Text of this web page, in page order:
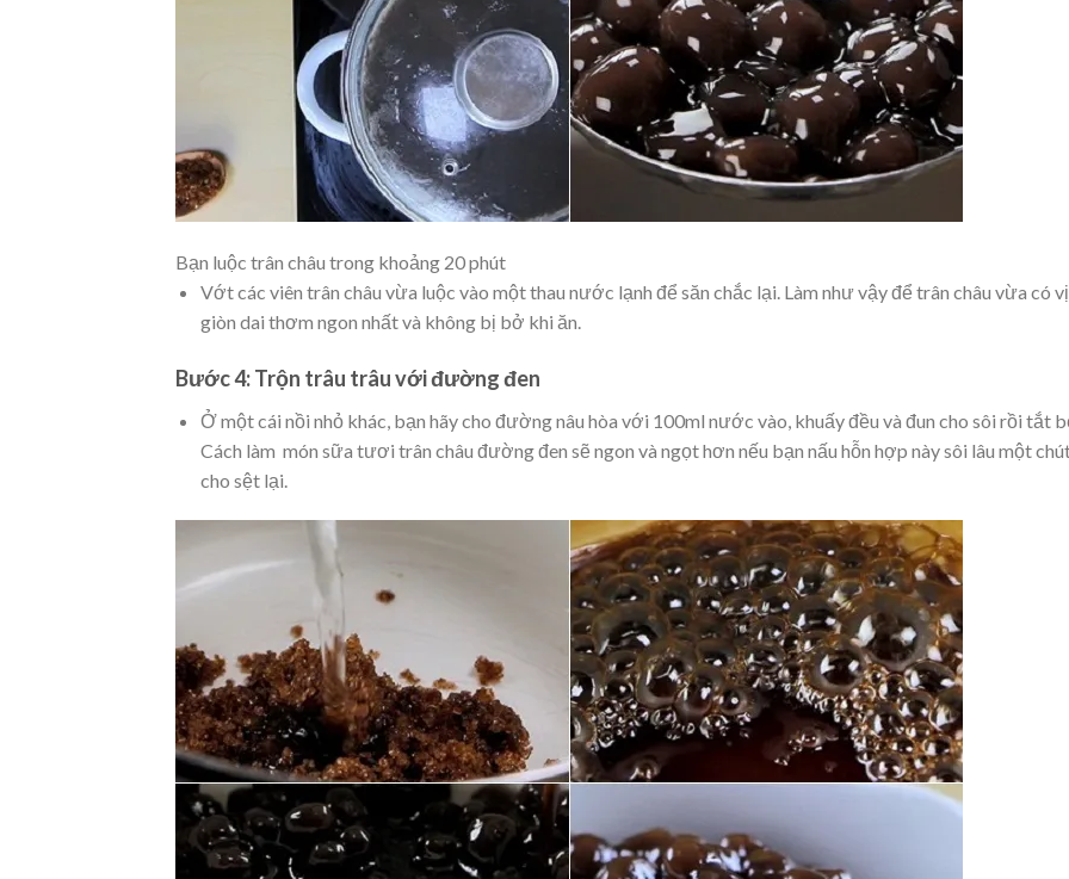
Bạn luộc trân châu trong khoảng 20 phút
Vớt các viên trân châu vừa luộc vào một thau nước lạnh để săn chắc lại. Làm như vậy để trân châu vừa có vị
giòn dai thơm ngon nhất và không bị bở khi ăn.
Bước 4: Trộn trâu trâu với đường đen
Ở một cái nồi nhỏ khác, bạn hãy cho đường nâu hòa với 100ml nước vào, khuấy đều và đun cho sôi rồi tắt
Cách làm món sữa tươi trân châu đường đen sẽ ngon và ngọt hơn nếu bạn nấu hỗn hợp này sôi lâu một
cho sệt lại.